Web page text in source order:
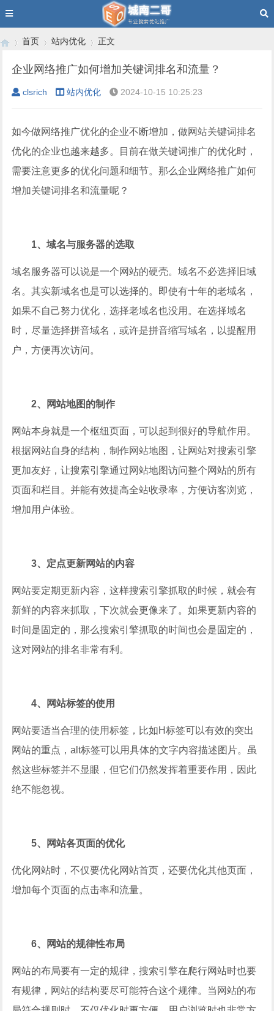
›
首页
›
站内优化
›
正文
企业网络推广如何增加关键词排名和流量？
clsrich 站内优化 2024-10-15 10:25:23
如今做网络推广优化的企业不断增加，做网站关键词排名
优化的企业也越来越多。目前在做关键词推广的优化时，
需要注意更多的优化问题和细节。那么企业网络推广如何
增加关键词排名和流量呢？
1、域名与服务器的选取
域名服务器可以说是一个网站的硬壳。域名不必选择旧域
名。其实新域名也是可以选择的。即使有十年的老域名，
如果不自己努力优化，选择老域名也没用。在选择域名
时，尽量选择拼音域名，或许是拼音缩写域名，以提醒用
户，方便再次访问。
2、网站地图的制作
网站本身就是一个枢纽页面，可以起到很好的导航作用。
根据网站自身的结构，制作网站地图，让网站对搜索引擎
更加友好，让搜索引擎通过网站地图访问整个网站的所有
页面和栏目。并能有效提高全站收录率，方便访客浏览，
增加用户体验。
3、定点更新网站的内容
网站要定期更新内容，这样搜索引擎抓取的时候，就会有
新鲜的内容来抓取，下次就会更像来了。如果更新内容的
时间是固定的，那么搜索引擎抓取的时间也会是固定的，
这对网站的排名非常有利。
4、网站标签的使用
网站要适当合理的使用标签，比如H标签可以有效的突出
网站的重点，alt标签可以用具体的文字内容描述图片。虽
然这些标签并不显眼，但它们仍然发挥着重要作用，因此
绝不能忽视。
5、网站各页面的优化
优化网站时，不仅要优化网站首页，还要优化其他页面，
增加每个页面的点击率和流量。
6、网站的规律性布局
网站的布局要有一定的规律，搜索引擎在爬行网站时也要
有规律，网站的结构要尽可能符合这个规律。当网站的布